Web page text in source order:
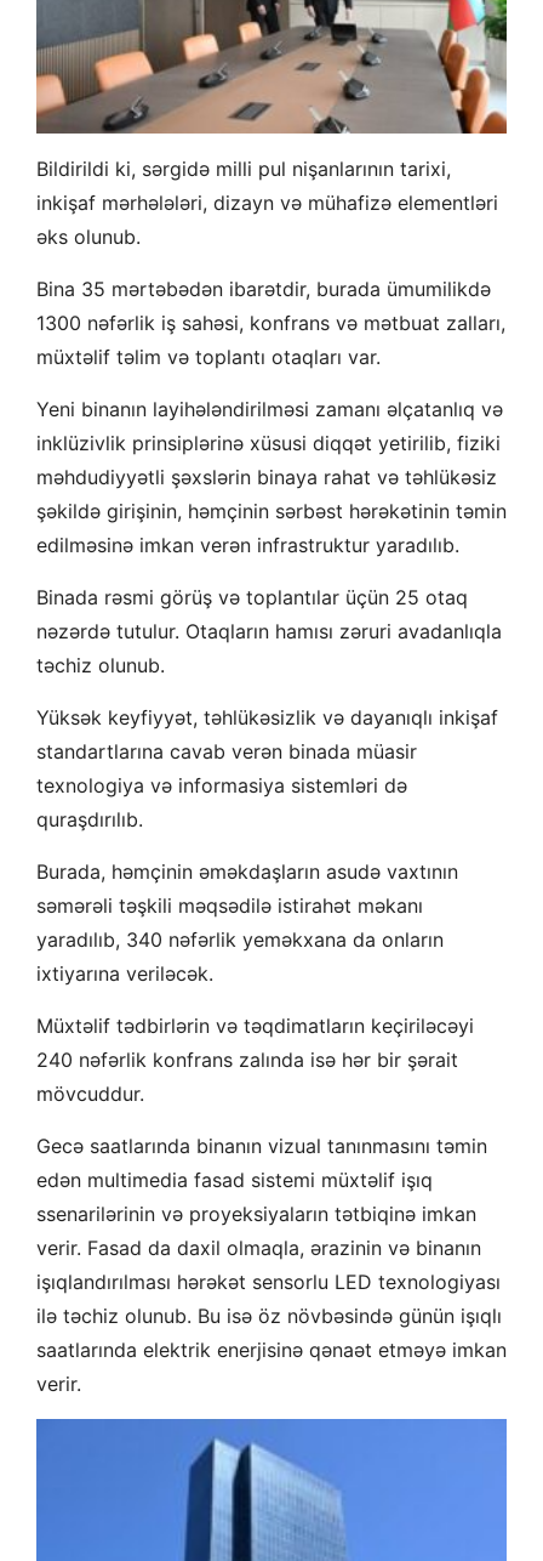
Bildirildi ki, sərgidə milli pul nişanlarının tarixi,
inkişaf mərhələləri, dizayn və mühafizə elementləri
əks olunub.
Bina 35 mərtəbədən ibarətdir, burada ümumilikdə
1300 nəfərlik iş sahəsi, konfrans və mətbuat zalları,
müxtəlif təlim və toplantı otaqları var.
Yeni binanın layihələndirilməsi zamanı əlçatanlıq və
inklüzivlik prinsiplərinə xüsusi diqqət yetirilib, fiziki
məhdudiyyətli şəxslərin binaya rahat və təhlükəsiz
şəkildə girişinin, həmçinin sərbəst hərəkətinin təmin
edilməsinə imkan verən infrastruktur yaradılıb.
Binada rəsmi görüş və toplantılar üçün 25 otaq
nəzərdə tutulur. Otaqların hamısı zəruri avadanlıqla
təchiz olunub.
Yüksək keyfiyyət, təhlükəsizlik və dayanıqlı inkişaf
standartlarına cavab verən binada müasir
texnologiya və informasiya sistemləri də
quraşdırılıb.
Burada, həmçinin əməkdaşların asudə vaxtının
səmərəli təşkili məqsədilə istirahət məkanı
yaradılıb, 340 nəfərlik yeməkxana da onların
ixtiyarına veriləcək.
Müxtəlif tədbirlərin və təqdimatların keçiriləcəyi
240 nəfərlik konfrans zalında isə hər bir şərait
mövcuddur.
Gecə saatlarında binanın vizual tanınmasını təmin
edən multimedia fasad sistemi müxtəlif işıq
ssenarilərinin və proyeksiyaların tətbiqinə imkan
verir. Fasad da daxil olmaqla, ərazinin və binanın
işıqlandırılması hərəkət sensorlu LED texnologiyası
ilə təchiz olunub. Bu isə öz növbəsində günün işıqlı
saatlarında elektrik enerjisinə qənaət etməyə imkan
verir.